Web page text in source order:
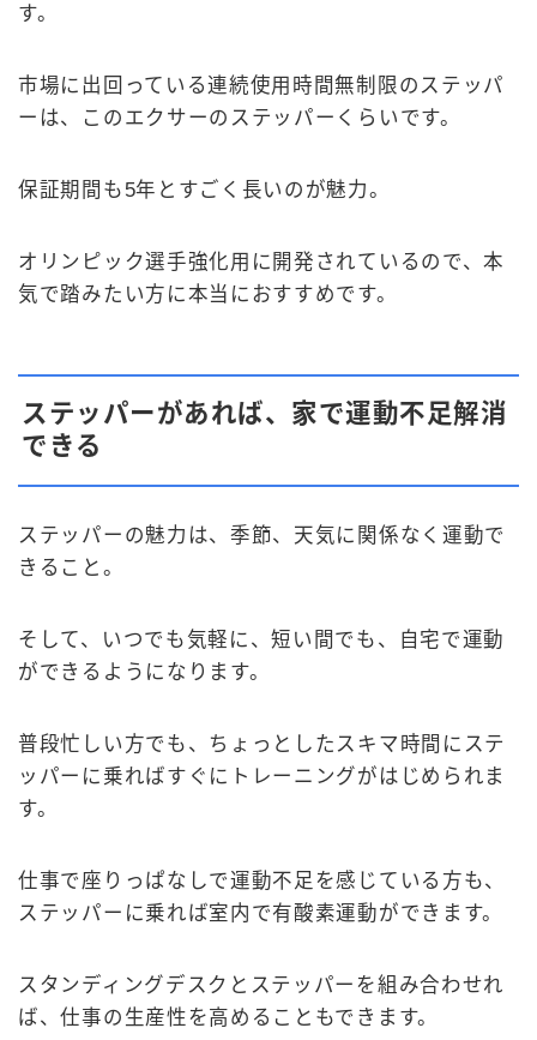
す。
市場に出回っている連続使用時間無制限のステッパ
ーは、このエクサーのステッパーくらいです。
保証期間も5年とすごく長いのが魅力。
オリンピック選手強化用に開発されているので、本
気で踏みたい方に本当におすすめです。
ステッパーがあれば、家で運動不足解消
できる
ステッパーの魅力は、季節、天気に関係なく運動で
きること。
そして、いつでも気軽に、短い間でも、自宅で運動
ができるようになります。
普段忙しい方でも、ちょっとしたスキマ時間にステ
ッパーに乗ればすぐにトレーニングがはじめられま
す。
仕事で座りっぱなしで運動不足を感じている方も、
ステッパーに乗れば室内で有酸素運動ができます。
スタンディングデスクとステッパーを組み合わせれ
ば、仕事の生産性を高めることもできます。